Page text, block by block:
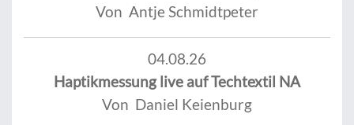
Von Antje Schmidtpeter
04.08.26
Haptikmessung live auf Techtextil NA
Von Daniel Keienburg